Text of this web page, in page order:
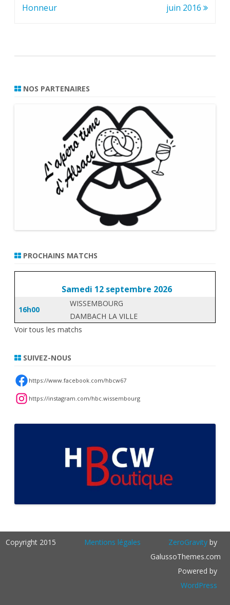
de
Honneur
juin 2016
NOS PARTENAIRES
PROCHAINS MATCHS
Samedi 12 septembre 2026
16h00
WISSEMBOURG
DAMBACH LA VILLE
Voir tous les matchs
SUIVEZ-NOUS
https://www.facebook.com/hbcw67
https://instagram.com/hbc.wissembourg
Copyright 2015 Mentions légales ZeroGravityby
GalussoThemes.com
Powered by
WordPress